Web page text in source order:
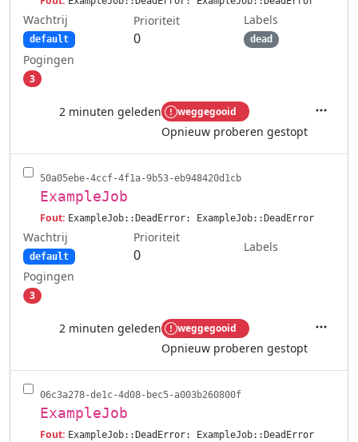
Wachtrij
default
Prioriteit
0
Labels
dead
Pogingen
3
2 minuten geleden weggegooid
Opnieuw proberen gestopt
50a05ebe-4ccf-4f1a-9b53-eb948420d1cb
ExampleJob
Fout: ExampleJob::DeadError: ExampleJob::DeadError
Wachtrij
default
Prioriteit
0
Labels
Pogingen
3
2 minuten geleden weggegooid
Opnieuw proberen gestopt
06c3a278-de1c-4d08-bec5-a003b260800f
ExampleJob
Fout: ExampleJob::DeadError: ExampleJob::DeadError